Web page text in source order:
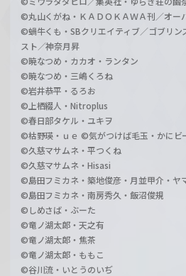
©丸山くがね・ＫＡＤＯＫＡＷＡ刊／オー
©蝸牛くも・SBクリエイティブ／ゴブリ
スト／神奈月昇
©暁なつめ・カカオ・ランタン
©暁なつめ・三嶋くろね
©岩井恭平・るろお
©上栖綴人・Nitroplus
©春日部タケル・ユキヲ
©枯野瑛・ｕｅ ©気がつけば毛玉・かにビ
©久慈マサムネ・平つくね
©久慈マサムネ・Hisasi
©島田フミカネ・築地俊彦・月並甲介・ヤ
©島田フミカネ・南房秀久・飯沼俊規
©しめさば・ぶーた
©竜ノ湖太郎・天之有
©竜ノ湖太郎・焦茶
©竜ノ湖太郎・ももこ
©谷川流・いとうのいぢ